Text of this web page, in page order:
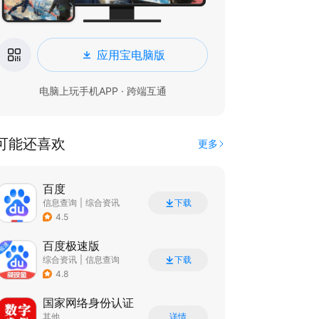
应用宝电脑版
电脑上玩手机APP · 跨端互通
能还喜欢 更多
百度
信息查询
综合资讯
4.5
下载
百度极速版
综合资讯
信息查询
4.8
下载
国家网络身份认证
其他 详情